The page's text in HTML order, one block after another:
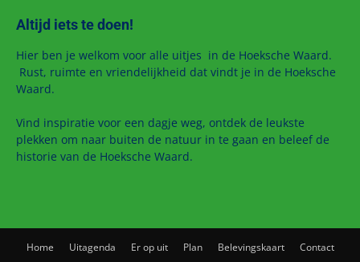
Altijd iets te doen!
Hier ben je welkom voor alle uitjes in de Hoeksche Waard.
Rust, ruimte en vriendelijkheid dat vindt je in de Hoeksche
Waard.
Vind inspiratie voor een dagje weg, ontdek de leukste
plekken om naar buiten de natuur in te gaan en beleef de
historie van de Hoeksche Waard.
Home Uitagenda Er op uit Plan Belevingskaart Contact